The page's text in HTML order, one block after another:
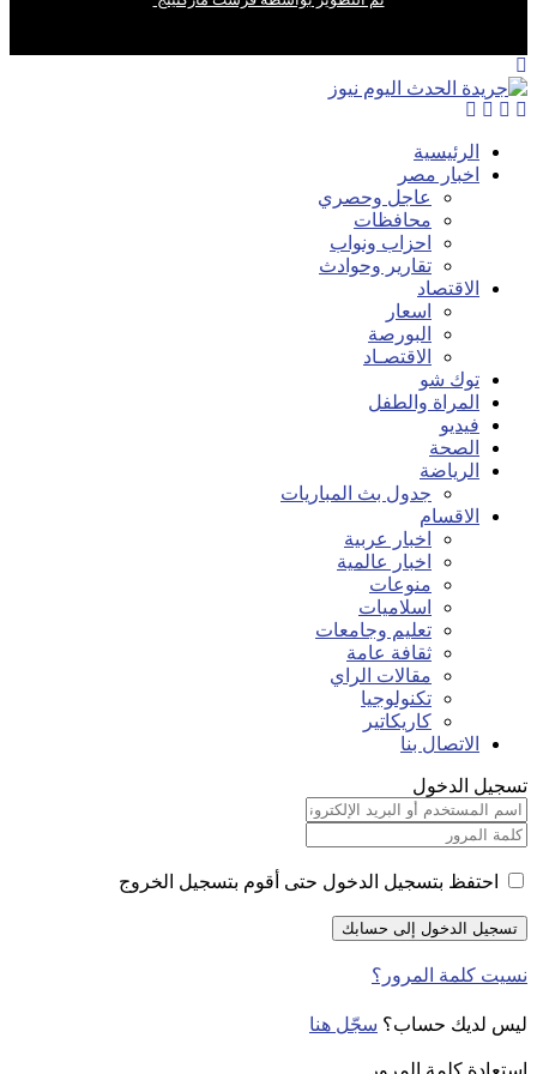
الرئيسية
اخبار مصر
عاجل وحصري
محافظات
احزاب ونواب
تقارير وحوادث
الاقتصاد
اسعار
البورصة
الاقتصـاد
توك شو
المراة والطفل
فيديو
الصحة
الرياضة
جدول بث المباريات
الاقسام
اخبار عربية
اخبار عالمية
منوعات
اسلاميات
تعليم وجامعات
ثقافة عامة
مقالات الراي
تكنولوجيا
كاريكاتير
الاتصال بنا
تسجيل الدخول
احتفظ بتسجيل الدخول حتى أقوم بتسجيل الخروج
نسيت كلمة المرور؟
ليس لديك حساب؟ سجّل هنا